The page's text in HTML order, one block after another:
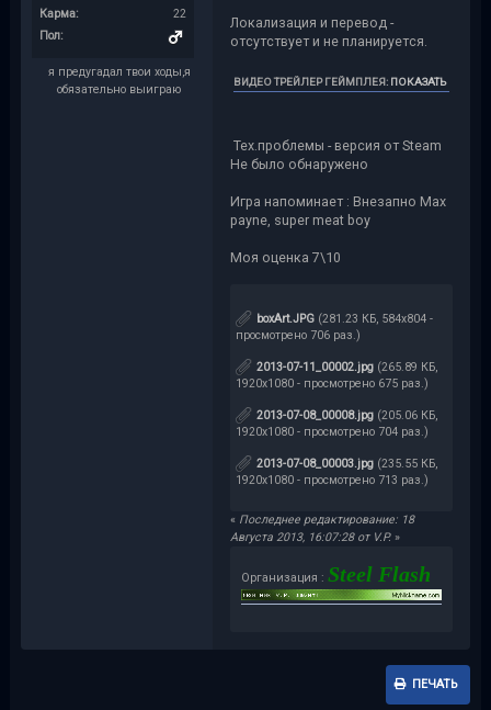
Карма:
22
Пол:
я предугадал твои ходы,я
обязательно выиграю
Локализация и перевод -
отсутствует и не планируется.
ВИДЕО ТРЕЙЛЕР ГЕЙМПЛЕЯ: ПОКАЗАТЬ
Тех.проблемы - версия от Steam
Не было обнаружено
Игра напоминает : Внезапно Max
payne, super meat boy
Моя оценка 7\10
boxArt.JPG(281.23 КБ, 584x804 -
просмотрено 706 раз.)
2013-07-11_00002.jpg(265.89 КБ,
1920x1080 - просмотрено 675 раз.)
2013-07-08_00008.jpg(205.06 КБ,
1920x1080 - просмотрено 704 раз.)
2013-07-08_00003.jpg(235.55 КБ,
1920x1080 - просмотрено 713 раз.)
« Последнее редактирование: 18
Августа 2013, 16:07:28 от V.P.»
Организация : Steel Flash
ПЕЧАТЬ